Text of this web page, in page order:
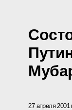
27 апреля 2001